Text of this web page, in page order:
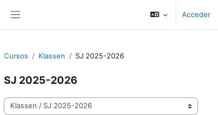
Acceder
Cursos Klassen SJ 2025-2026
SJ 2025-2026
Categorías